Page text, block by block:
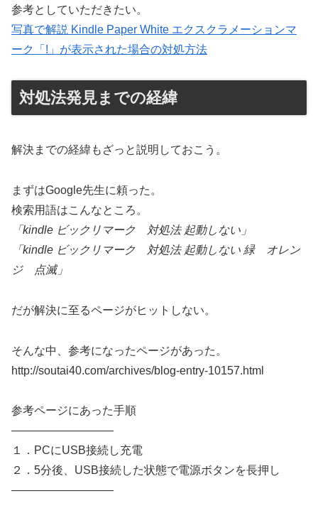
参考としていただきたい。
写真で解説 Kindle Paper White エクスクラメーションマ
ーク「!」が表示された場合の対処方法
対処法発見までの経緯
解決までの経緯もざっと説明しておこう。
まずはGoogle先生に頼った。
検索用語はこんなところ。
「kindle ビックリマーク 対処法 起動しない」
「kindle ビックリマーク 対処法 起動しない 緑 オレン
ジ 点滅」
だが解決に至るページがヒットしない。
そんな中、参考になったページがあった。
http://soutai40.com/archives/blog-entry-10157.html
参考ページにあった手順
—————————
１．PCにUSB接続し充電
２．5分後、USB接続した状態で電源ボタンを長押し
—————————